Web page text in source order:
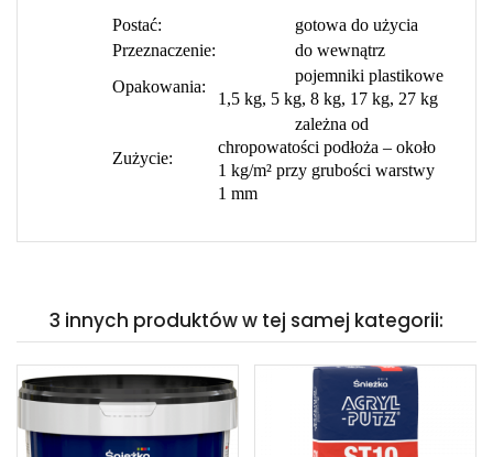
Postać:
gotowa do użycia
Przeznaczenie:
do wewnątrz
Opakowania:
pojemniki plastikowe
1,5 kg, 5 kg, 8 kg, 17 kg, 27 kg
Zużycie:
zależna od
chropowatości podłoża – około
1 kg/m² przy grubości warstwy
1 mm
3 innych produktów w tej samej kategorii: